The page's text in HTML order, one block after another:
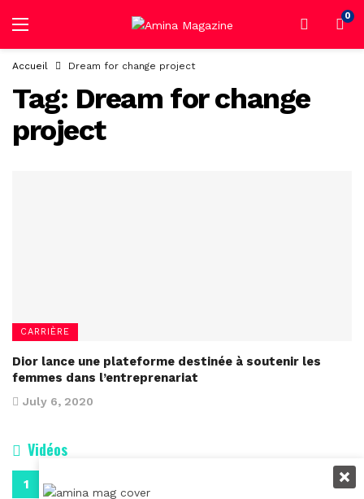
0
Accueil Dream for change project
Tag: Dream for change
project
CARRIÈRE
Dior lance une plateforme destinée à soutenir les
femmes dans l’entreprenariat
July 6, 2020
Vidéos
0:29